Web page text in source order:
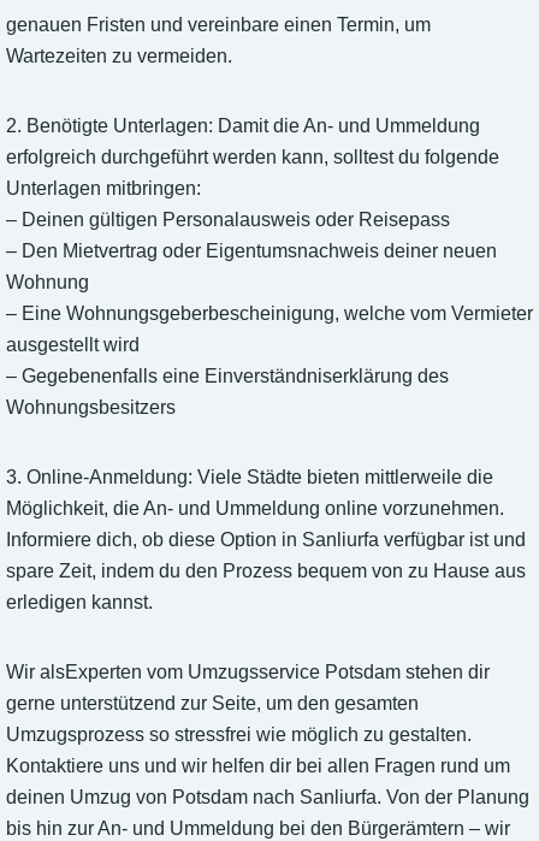
genauen Fristen und vereinbare einen Termin, um
Wartezeiten zu vermeiden.
2. Benötigte Unterlagen: Damit die An- und Ummeldung
erfolgreich durchgeführt werden kann, solltest du folgende
Unterlagen mitbringen:
– Deinen gültigen Personalausweis oder Reisepass
– Den Mietvertrag oder Eigentumsnachweis deiner neuen
Wohnung
– Eine Wohnungsgeberbescheinigung, welche vom Vermieter
ausgestellt wird
– Gegebenenfalls eine Einverständniserklärung des
Wohnungsbesitzers
3. Online-Anmeldung: Viele Städte bieten mittlerweile die
Möglichkeit, die An- und Ummeldung online vorzunehmen.
Informiere dich, ob diese Option in Sanliurfa verfügbar ist und
spare Zeit, indem du den Prozess bequem von zu Hause aus
erledigen kannst.
Wir alsExperten vom Umzugsservice Potsdam stehen dir
gerne unterstützend zur Seite, um den gesamten
Umzugsprozess so stressfrei wie möglich zu gestalten.
Kontaktiere uns und wir helfen dir bei allen Fragen rund um
deinen Umzug von Potsdam nach Sanliurfa. Von der Planung
bis hin zur An- und Ummeldung bei den Bürgerämtern – wir